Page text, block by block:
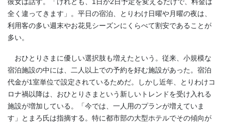
全く違ってきます」。平日の宿泊、とりわけ日曜や月曜の夜は、
利用客の多い週末やお花見シーズンにくらべて割安であることが
多い。
おひとりさまに優しい選択肢も増えたという。従来、小規模な
宿泊施設の中には、二人以上での予約を好む施設があった。宿泊
代金が1室単位で設定されているためだ。しかし近年、とりわけコ
ロナ禍以降は、おひとりさまという新しいトレンドを受け入れる
施設が増加している。「今では、一人用のプランが増えていま
す」とまろ氏は指摘する。特に都市部の大型ホテルでその傾向が